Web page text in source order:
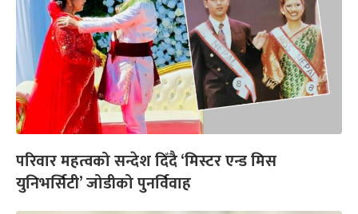
परिवार महत्वको सन्देश दिँदै ‘मिस्टर एन्ड मिस
युनिभर्सिटी’ जोडीको पुनर्विवाह